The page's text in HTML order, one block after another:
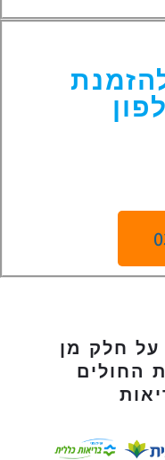
חלק מן
החולים